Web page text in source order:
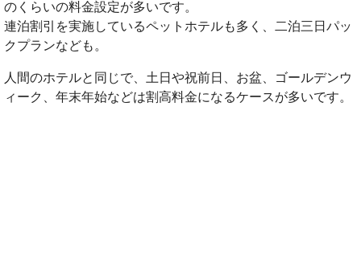
のくらいの料金設定が多いです。
連泊割引を実施しているペットホテルも多く、二泊三日パッ
クプランなども。
人間のホテルと同じで、土日や祝前日、お盆、ゴールデンウ
ィーク、年末年始などは割高料金になるケースが多いです。